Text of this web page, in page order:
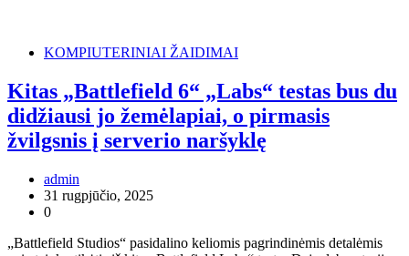
KOMPIUTERINIAI ŽAIDIMAI
Kitas „Battlefield 6“ „Labs“ testas bus du
didžiausi jo žemėlapiai, o pirmasis
žvilgsnis į serverio naršyklę
admin
31 rugpjūčio, 2025
0
„Battlefield Studios“ pasidalino keliomis pagrindinėmis detalėmis